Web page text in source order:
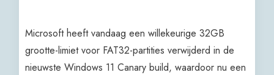
Microsoft heeft vandaag een willekeurige 32GB
grootte-limiet voor FAT32-partities verwijderd in de
nieuwste Windows 11 Canary build, waardoor nu een